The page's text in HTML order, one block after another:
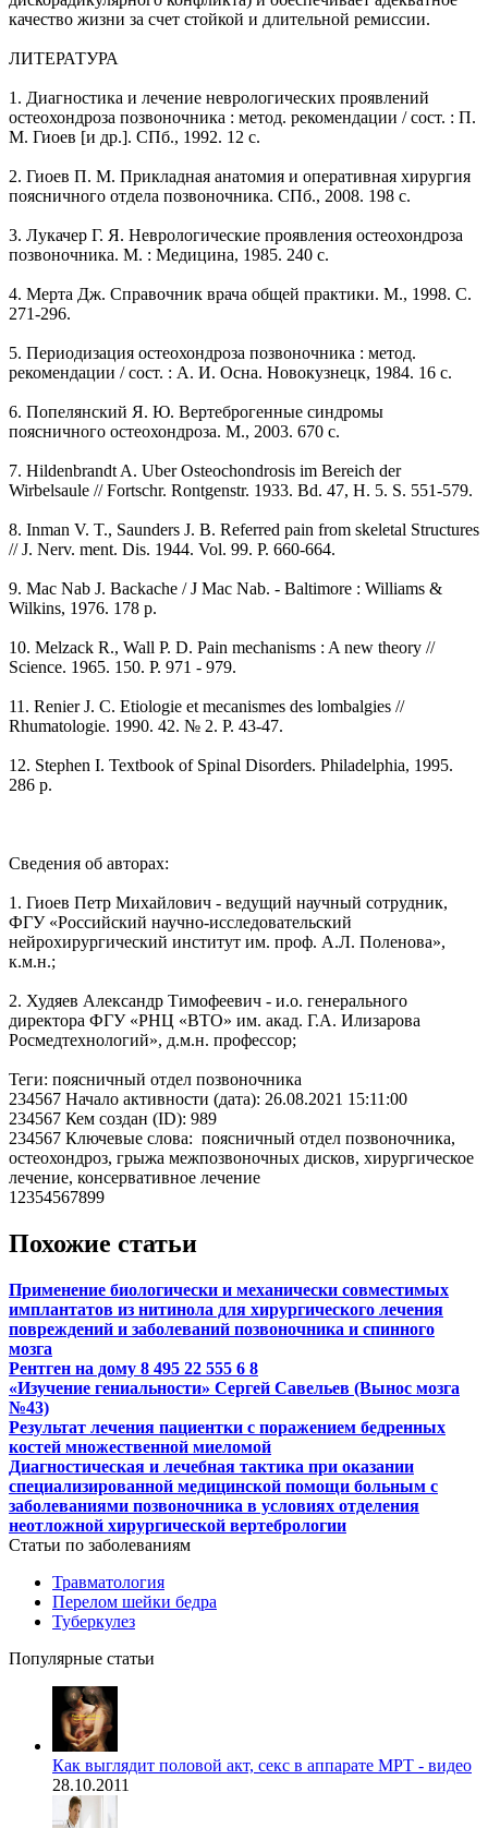
качество жизни за счет стойкой и длительной ремиссии.
ЛИТЕРАТУРА
1. Диагностика и лечение неврологических проявлений
остеохондроза позвоночника : метод. рекомендации / сост. : П.
М. Гиоев [и др.]. СПб., 1992. 12 с.
2. Гиоев П. М. Прикладная анатомия и оперативная хирургия
поясничного отдела позвоночника. СПб., 2008. 198 с.
3. Лукачер Г. Я. Неврологические проявления остеохондроза
позвоночника. М. : Медицина, 1985. 240 с.
4. Мерта Дж. Справочник врача общей практики. М., 1998. С.
271-296.
5. Периодизация остеохондроза позвоночника : метод.
рекомендации / сост. : А. И. Осна. Новокузнецк, 1984. 16 с.
6. Попелянский Я. Ю. Вертеброгенные синдромы
поясничного остеохондроза. М., 2003. 670 с.
7. Hildenbrandt A. Uber Osteochondrosis im Bereich der
Wirbelsaule // Fortschr. Rontgenstr. 1933. Bd. 47, H. 5. S. 551-579.
8. Inman V. T., Saunders J. B. Referred pain from skeletal Structures
// J. Nerv. ment. Dis. 1944. Vol. 99. P. 660-664.
9. Mac Nab J. Backache / J Mac Nab. - Baltimore : Williams &
Wilkins, 1976. 178 р.
10. Melzack R., Wall P. D. Pain mechanisms : A new theory //
Science. 1965. 150. P. 971 - 979.
11. Renier J. C. Etiologie et mecanismes des lombalgies //
Rhumatologie. 1990. 42. № 2. P. 43-47.
12. Stephen I. Textbook of Spinal Disorders. Philadelphia, 1995.
286 р.
Сведения об авторах:
1. Гиоев Петр Михайлович - ведущий научный сотрудник,
ФГУ «Российский научно-исследовательский
нейрохирургический институт им. проф. А.Л. Поленова»,
к.м.н.;
2. Худяев Александр Тимофеевич - и.о. генерального
директора ФГУ «РНЦ «ВТО» им. акад. Г.А. Илизарова
Росмедтехнологий», д.м.н. профессор;
Теги: поясничный отдел позвоночника
234567 Начало активности (дата): 26.08.2021 15:11:00
234567 Кем создан (ID): 989
234567 Ключевые слова: поясничный отдел позвоночника,
остеохондроз, грыжа межпозвоночных дисков, хирургическое
лечение, консервативное лечение
12354567899
Похожие статьи
Применение биологически и механически совместимых
имплантатов из нитинола для хирургического лечения
повреждений и заболеваний позвоночника и спинного
мозга
Рентген на дому 8 495 22 555 6 8
«Изучение гениальности» Сергей Савельев (Вынос мозга
№43)
Результат лечения пациентки с поражением бедренных
костей множественной миеломой
Диагностическая и лечебная тактика при оказании
специализированной медицинской помощи больным с
заболеваниями позвоночника в условиях отделения
неотложной хирургической вертебрологии
Статьи по заболеваниям
Травматология
Перелом шейки бедра
Туберкулез
Популярные статьи
Как выглядит половой акт, секс в аппарате МРТ - видео
28.10.2011